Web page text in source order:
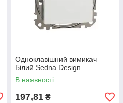
Одноклавішний вимикач
Білий Sedna Design
В наявності
197,81 ₴